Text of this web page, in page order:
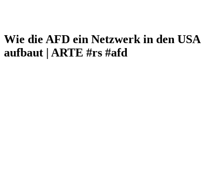
Wie die AFD ein Netzwerk in den USA
aufbaut | ARTE #rs #afd